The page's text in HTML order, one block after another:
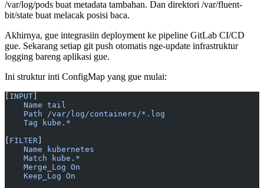
/var/log/pods buat metadata tambahan. Dan direktori /var/fluent-
bit/state buat melacak posisi baca.
Akhirnya, gue integrasiin deployment ke pipeline GitLab CI/CD
gue. Sekarang setiap git push otomatis nge-update infrastruktur
logging bareng aplikasi gue.
Ini struktur inti ConfigMap yang gue mulai:
INPUT
    Name tail
    Path /var/log/containers/*.log
    Tag kube.*
FILTER
    Name kubernetes
    Match kube.*
    Merge_Log On
    Keep_Log On